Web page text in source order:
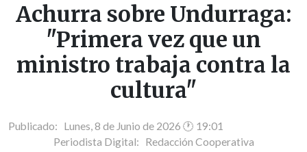
Achurra sobre Undurraga:
"Primera vez que un
ministro trabaja contra la
cultura"
Publicado: Lunes, 8 de Junio de 2026 🕐 19:01
Periodista Digital: Redacción Cooperativa